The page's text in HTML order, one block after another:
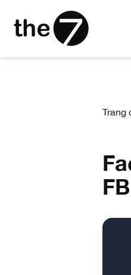
Trang